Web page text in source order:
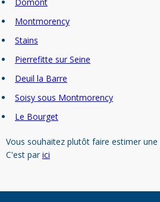
Montmorency
Stains
Pierrefitte sur Seine
Deuil la Barre
Soisy sous Montmorency
Le Bourget
Vous souhaitez plutôt faire estimer une
C'est parici